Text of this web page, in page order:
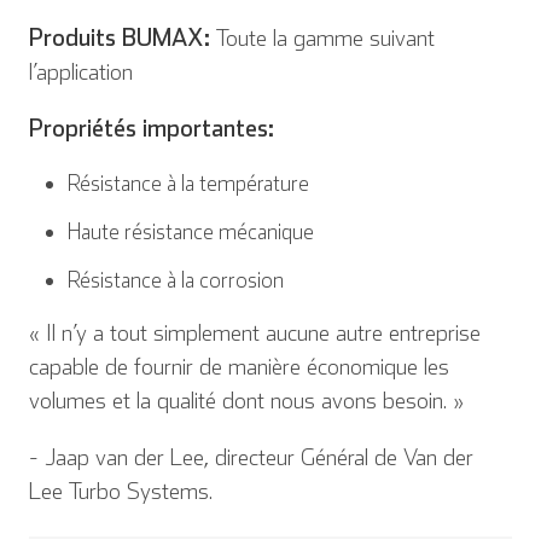
Produits BUMAX: Toute la gamme suivant
l’application
Propriétés importantes:
Résistance à la température
Haute résistance mécanique
Résistance à la corrosion
« Il n’y a tout simplement aucune autre entreprise
capable de fournir de manière économique les
volumes et la qualité dont nous avons besoin. »
- Jaap van der Lee, directeur Général de Van der
Lee Turbo Systems.